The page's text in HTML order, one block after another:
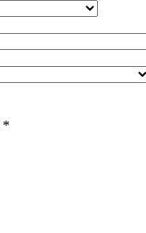
*